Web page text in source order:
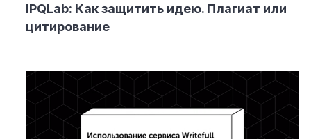
IPQLab: Как защитить идею. Плагиат или
цитирование